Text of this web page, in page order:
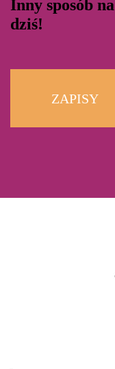
Inny sposób
dziś!
ZAPISY